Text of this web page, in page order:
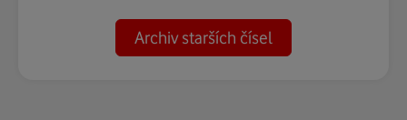
Archiv starších čísel